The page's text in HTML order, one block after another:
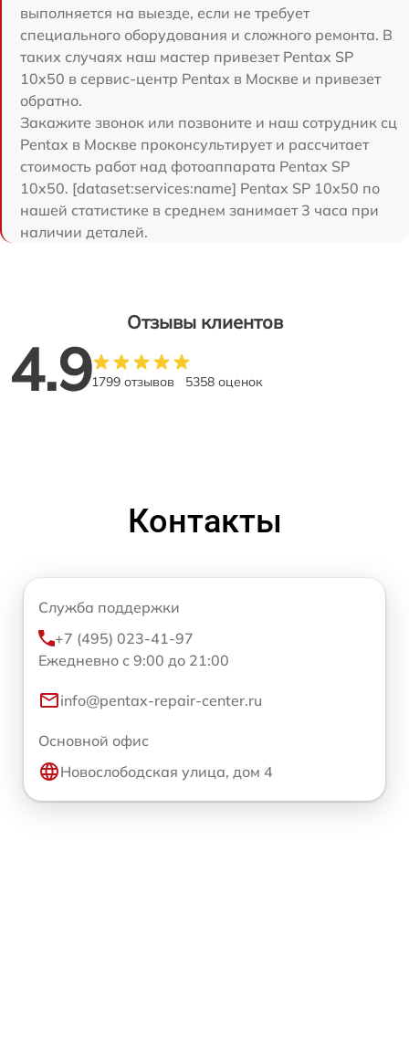
выполняется на выезде, если не требует
специального оборудования и сложного ремонта. В
таких случаях наш мастер привезет Pentax SP
10x50 в сервис-центр Pentax в Москве и привезет
обратно.
Закажите звонок или позвоните и наш сотрудник сц
Pentax в Москве проконсультирует и рассчитает
стоимость работ над фотоаппарата Pentax SP
10x50. [dataset:services:name] Pentax SP 10x50 по
нашей статистике в среднем занимает 3 часа при
наличии деталей.
Отзывы клиентов
4.91799 отзывов 5358 оценок
Контакты
Служба поддержки
+7 (495) 023-41-97
Ежедневно с 9:00 до 21:00
info@pentax-repair-center.ru
Основной офис
Новослободская улица, дом 4